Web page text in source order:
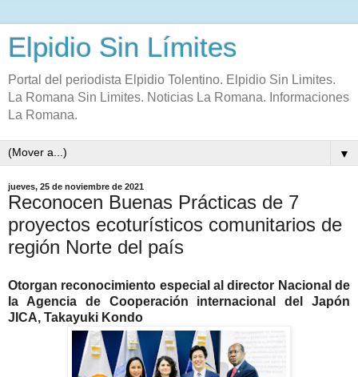
Elpidio Sin Límites
Portal del periodista Elpidio Tolentino. Elpidio Sin Limites.
La Romana Sin Limites. Noticias La Romana. Informaciones
La Romana.
▼
jueves, 25 de noviembre de 2021
Reconocen Buenas Prácticas de 7
proyectos ecoturísticos comunitarios de
región Norte del país
Otorgan reconocimiento especial al director Nacional de
la Agencia de Cooperación internacional del Japón
JICA, Takayuki Kondo